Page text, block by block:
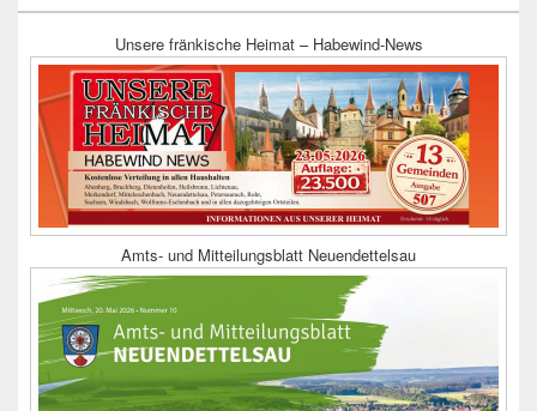
Unsere fränkische Heimat – Habewind-News
Amts- und Mitteilungsblatt Neuendettelsau